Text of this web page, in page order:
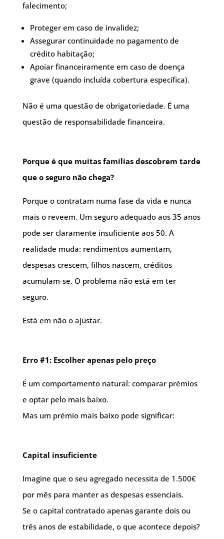
falecimento;
Proteger em caso de invalidez;
Assegurar continuidade no pagamento de
crédito habitação;
Apoiar financeiramente em caso de doença
grave (quando incluída cobertura específica).
Não é uma questão de obrigatoriedade. É uma
questão de responsabilidade financeira.
Porque é que muitas famílias descobrem tarde
que o seguro não chega?
Porque o contratam numa fase da vida e nunca
mais o reveem. Um seguro adequado aos 35 anos
pode ser claramente insuficiente aos 50. A
realidade muda: rendimentos aumentam,
despesas crescem, filhos nascem, créditos
acumulam-se. O problema não está em ter
seguro.
Está em não o ajustar.
Erro #1: Escolher apenas pelo preço
É um comportamento natural: comparar prémios
e optar pelo mais baixo.
Mas um prémio mais baixo pode significar:
Capital insuficiente
Imagine que o seu agregado necessita de 1.500€
por mês para manter as despesas essenciais.
Se o capital contratado apenas garante dois ou
três anos de estabilidade, o que acontece depois?